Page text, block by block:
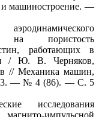
и машиностроение. —
на пористость
работающих в
/ Ю. В. Черняков,
// Механика машин,
— № 4 (86). — С. 5
исследования
импульсной